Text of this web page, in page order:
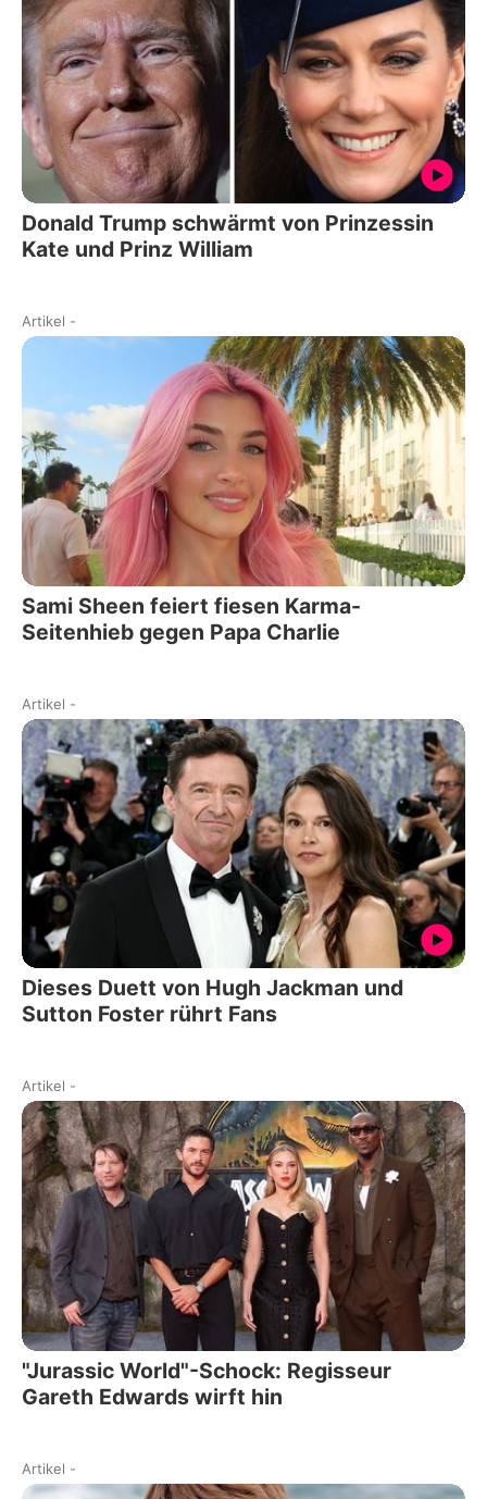
Donald Trump schwärmt von Prinzessin
Kate und Prinz William
Artikel -
Sami Sheen feiert fiesen Karma-
Seitenhieb gegen Papa Charlie
Artikel -
Dieses Duett von Hugh Jackman und
Sutton Foster rührt Fans
Artikel -
"Jurassic World"-Schock: Regisseur
Gareth Edwards wirft hin
Artikel -